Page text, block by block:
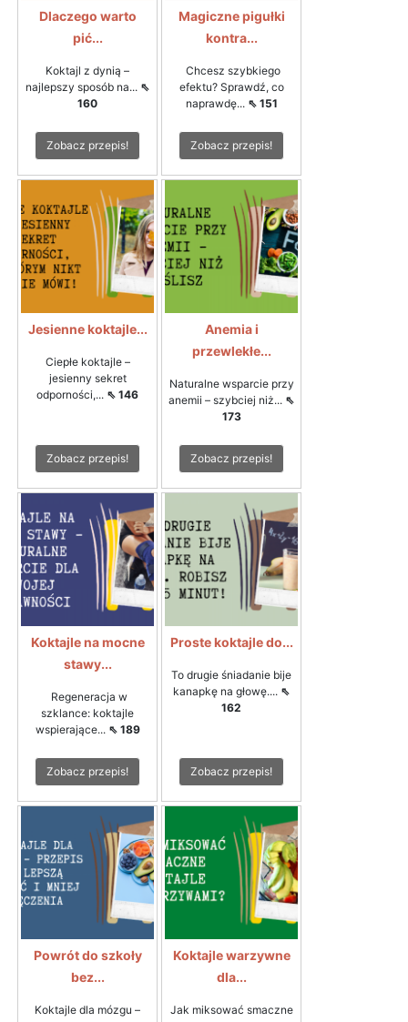
Dlaczego warto
pić...
Koktajl z dynią –
najlepszy sposób na... ⇖
160
Zobacz przepis!
Magiczne pigułki
kontra...
Chcesz szybkiego
efektu? Sprawdź, co
naprawdę... ⇖ 151
Zobacz przepis!
Jesienne koktajle...
Ciepłe koktajle –
jesienny sekret
odporności,... ⇖ 146
Zobacz przepis!
Anemia i
przewlekłe...
Naturalne wsparcie przy
anemii – szybciej niż... ⇖
173
Zobacz przepis!
Koktajle na mocne
stawy...
Regeneracja w
szklance: koktajle
wspierające... ⇖ 189
Zobacz przepis!
Proste koktajle do...
To drugie śniadanie bije
kanapkę na głowę.... ⇖
162
Zobacz przepis!
Powrót do szkoły
bez...
Koktajle dla mózgu –
Koktajle warzywne
dla...
Jak miksować smaczne